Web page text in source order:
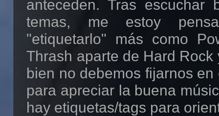
anteceden. Tras escuchar
temas, me estoy
"etiquetarlo" más como
Thrash aparte de Hard Rock
bien no debemos fijarnos en
para apreciar la buena
hay etiquetas/tags para